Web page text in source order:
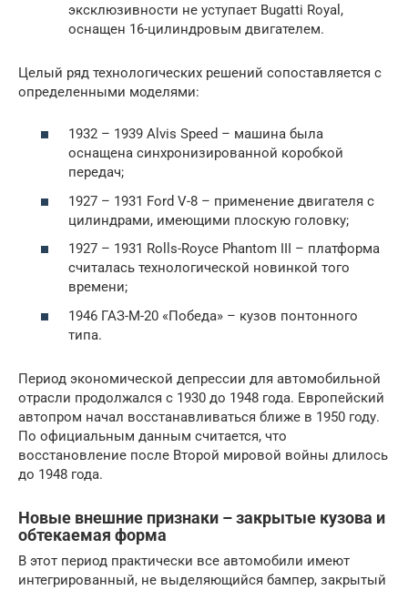
эксклюзивности не уступает Bugatti Royal,
оснащен 16-цилиндровым двигателем.
Целый ряд технологических решений сопоставляется с
определенными моделями:
1932 – 1939 Alvis Speed – машина была
оснащена синхронизированной коробкой
передач;
1927 – 1931 Ford V-8 – применение двигателя с
цилиндрами, имеющими плоскую головку;
1927 – 1931 Rolls-Royce Phantom III – платформа
считалась технологической новинкой того
времени;
1946 ГАЗ-М-20 «Победа» – кузов понтонного
типа.
Период экономической депрессии для автомобильной
отрасли продолжался с 1930 до 1948 года. Европейский
автопром начал восстанавливаться ближе в 1950 году.
По официальным данным считается, что
восстановление после Второй мировой войны длилось
до 1948 года.
Новые внешние признаки – закрытые кузова и
обтекаемая форма
В этот период практически все автомобили имеют
интегрированный, не выделяющийся бампер, закрытый